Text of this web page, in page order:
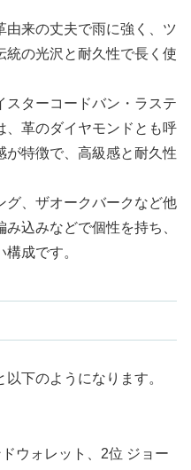
由来の丈夫で雨に強く、ツ
統の光沢と耐久性で長く使
スターコードバン・ラステ
、革のダイヤモンドとも呼
が特徴で、高級感と耐久性
グ、ザオークバークなど他
込みなどで個性を持ち、
成です。
下のようになります。
ウォレット、2位 ジョー